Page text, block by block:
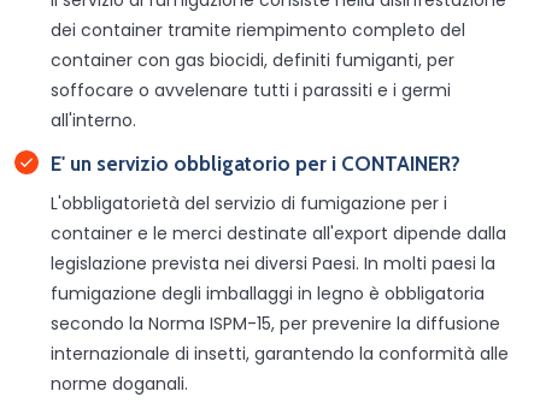
dei container tramite riempimento completo del
container con gas biocidi, definiti fumiganti, per
soffocare o avvelenare tutti i parassiti e i germi
all'interno.
E' un servizio obbligatorio per i CONTAINER?
L'obbligatorietà del servizio di fumigazione per i
container e le merci destinate all'export dipende dalla
legislazione prevista nei diversi Paesi. In molti paesi la
fumigazione degli imballaggi in legno è obbligatoria
secondo la Norma ISPM-15, per prevenire la diffusione
internazionale di insetti, garantendo la conformità alle
norme doganali.